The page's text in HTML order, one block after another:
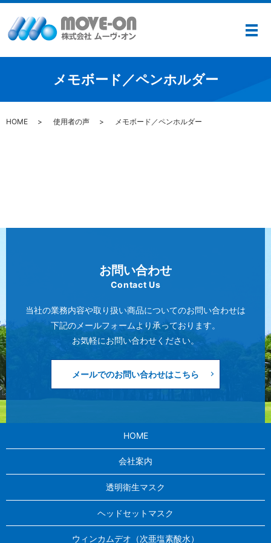
メ
メモボード／ペンホルダー
HOME 使用者の声 メモボード／ペンホルダー
お問い合わせ
Contact Us
当社の業務内容や取り扱い商品についてのお問い合わせは
下記のメールフォームより承っております。
お気軽にお問い合わせください。
メールでのお問い合わせはこちら
HOME
会社案内
透明衛生マスク
ヘッドセットマスク
ウィンカムデオ（次亜塩素酸水）